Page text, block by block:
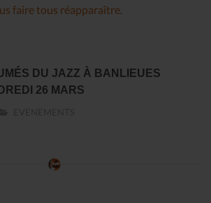
faire tous réapparaître.
DU JAZZ À BANLIEUES
26 MARS